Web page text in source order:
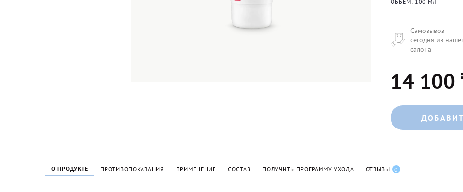
ОБЪЕМ: 100 МЛ
Самовывоз
сегодня из
салона
14 100
О ПРОДУКТЕ ПРОТИВОПОКАЗАНИЯ ПРИМЕНЕНИЕ СОСТАВ ПОЛУЧИТЬ ПРОГРАММУ УХОДА ОТЗЫВЫ 0